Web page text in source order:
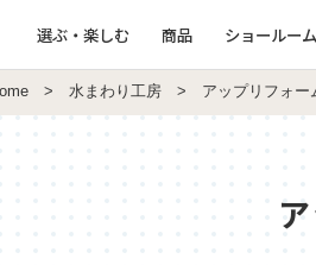
選ぶ・楽しむ 商品 ショールー
> 水まわり工房 > アップリフォー